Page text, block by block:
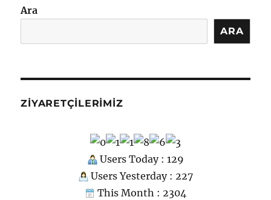
Ara
ARA
ZIYARETÇILERIMIZ
Users Today : 129
Users Yesterday : 227
This Month : 2304